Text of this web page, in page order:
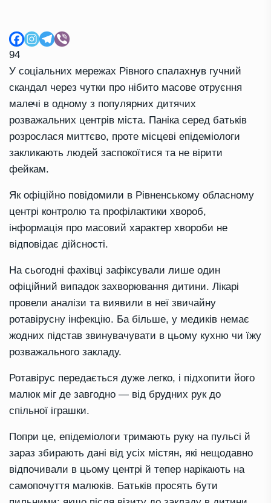
94
У соціальних мережах Рівного спалахнув гучний
скандал через чутки про нібито масове отруєння
малечі в одному з популярних дитячих
розважальних центрів міста. Паніка серед батьків
розрослася миттєво, проте місцеві епідеміологи
закликають людей заспокоїтися та не вірити
фейкам.
Як офіційно повідомили в Рівненському обласному
центрі контролю та профілактики хвороб,
інформація про масовий характер хвороби не
відповідає дійсності.
На сьогодні фахівці зафіксували лише один
офіційний випадок захворювання дитини. Лікарі
провели аналізи та виявили в неї звичайну
ротавірусну інфекцію. Ба більше, у медиків немає
жодних підстав звинувачувати в цьому кухню чи їжу
розважального закладу.
Ротавірус передається дуже легко, і підхопити його
малюк міг де завгодно — від брудних рук до
спільної іграшки.
Попри це, епідеміологи тримають руку на пульсі й
зараз збирають дані від усіх містян, які нещодавно
відпочивали в цьому центрі й тепер нарікають на
самопочуття малюків. Батьків просять бути